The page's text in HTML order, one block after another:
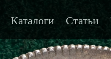
Каталоги Статьи